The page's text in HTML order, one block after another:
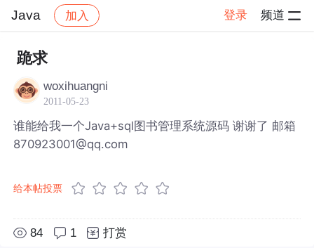
Java 加入 登录 频道
社区
跪求
woxihuangni
2011-05-23
谁能给我一个Java+sql图书管理系统源码 谢谢了 邮箱
870923001@qq.com
给本帖投票
84 1 打赏